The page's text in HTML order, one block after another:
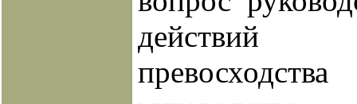
действий